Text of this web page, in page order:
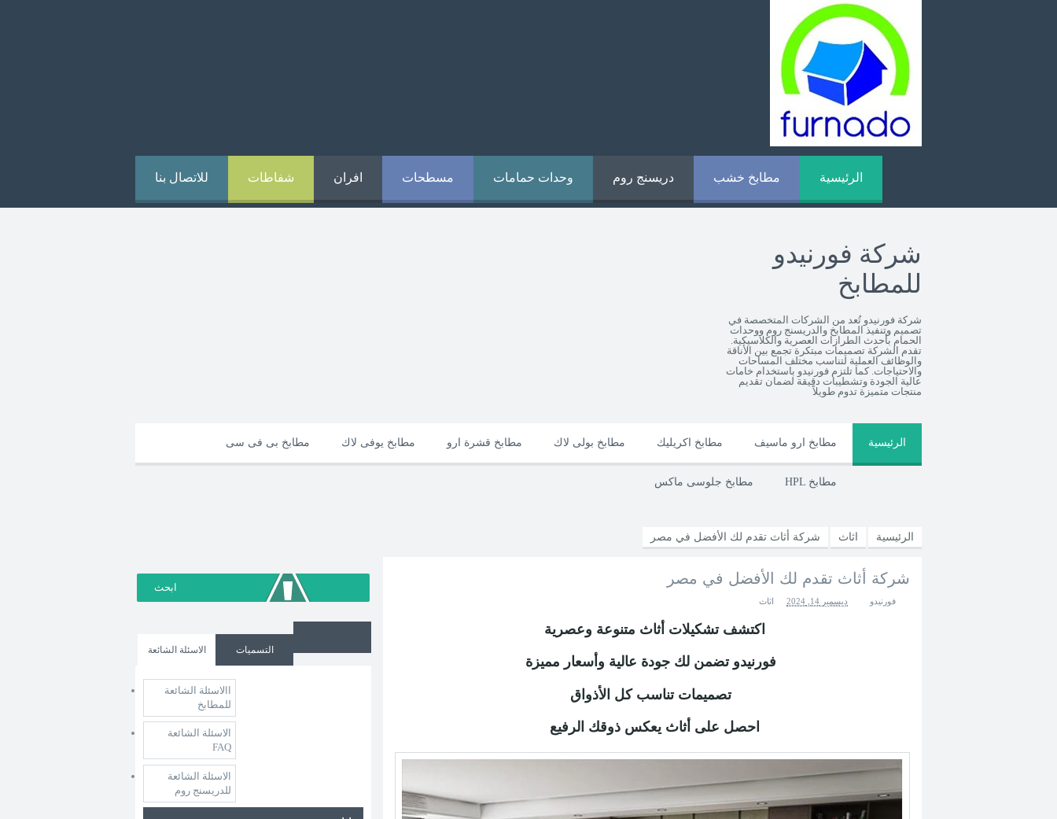
الرئيسية مطابخ خشب دريسنج روم وحدات حمامات مسطحات افران شفاطات للاتصال بنا
شركة فورنيدو
للمطابخ
شركة فورنيدو تُعد من الشركات المتخصصة في
تصميم وتنفيذ المطابخ والدريسنج روم ووحدات
الحمام بأحدث الطرازات العصرية والكلاسيكية.
تقدم الشركة تصميمات مبتكرة تجمع بين الأناقة
والوظائف العملية لتناسب مختلف المساحات
والاحتياجات. كما تلتزم فورنيدو باستخدام خامات
عالية الجودة وتشطيبات دقيقة لضمان تقديم
منتجات متميزة تدوم طويلاً
الرئيسية مطابخ ارو ماسيف مطابخ اكريليك مطابخ بولى لاك مطابخ قشرة ارو مطابخ يوفى لاك مطابخ بى فى سى
HPL مطابخ مطابخ جلوسى ماكس
الرئيسية اثاث شركة أثاث تقدم لك الأفضل في مصر
شركة أثاث تقدم لك الأفضل في مصر
فورنيدو ديسمبر 14, 2024 اثاث
اكتشف تشكيلات أثاث متنوعة وعصرية
تصميمات تناسب كل الأذواق
احصل على أثاث يعكس ذوقك الرفيع
الاسئلة الشائعة التسميات
االاسئلة الشائعة
للمطابخ
الاسئلة الشائعة
FAQ
الاسئلة الشائعة
للدريسنج روم